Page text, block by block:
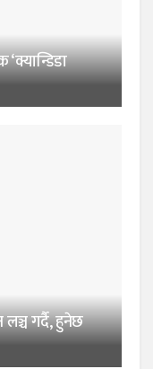
गर्दै, हुनेछ